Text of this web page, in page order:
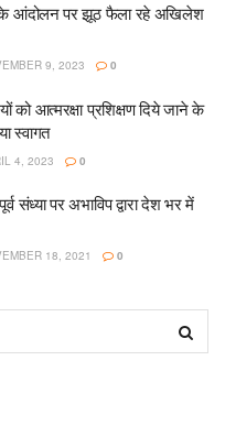
के आंदोलन पर झूठ फैला रहे अखिलेश
9, 2023 0
को आत्मरक्षा प्रशिक्षण दिये जाने के
स्वागत
4, 2023 0
संध्या पर अभाविप द्वारा देश भर में
18, 2021 0